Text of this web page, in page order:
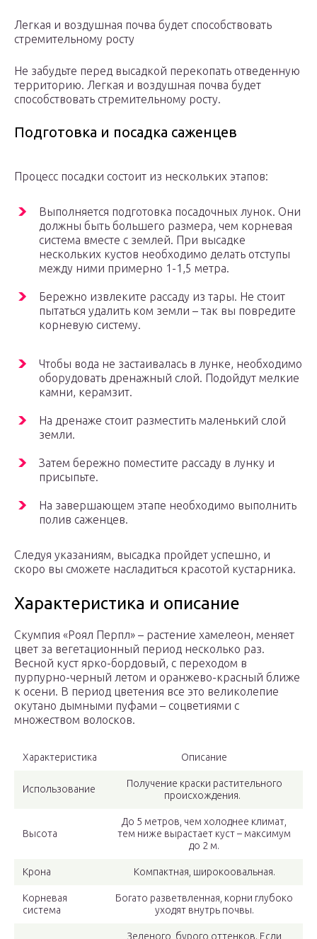
Легкая и воздушная почва будет способствовать
стремительному росту
Не забудьте перед высадкой перекопать отведенную
территорию. Легкая и воздушная почва будет
способствовать стремительному росту.
Подготовка и посадка саженцев
Процесс посадки состоит из нескольких этапов:
Выполняется подготовка посадочных лунок. Они
должны быть большего размера, чем корневая
система вместе с землей. При высадке
нескольких кустов необходимо делать отступы
между ними примерно 1-1,5 метра.
Бережно извлеките рассаду из тары. Не стоит
пытаться удалить ком земли – так вы повредите
корневую систему.
Чтобы вода не застаивалась в лунке, необходимо
оборудовать дренажный слой. Подойдут мелкие
камни, керамзит.
На дренаже стоит разместить маленький слой
земли.
Затем бережно поместите рассаду в лунку и
присыпьте.
На завершающем этапе необходимо выполнить
полив саженцев.
Следуя указаниям, высадка пройдет успешно, и
скоро вы сможете насладиться красотой кустарника.
Характеристика и описание
Скумпия «Роял Перпл» – растение хамелеон, меняет
цвет за вегетационный период несколько раз.
Весной куст ярко-бордовый, с переходом в
пурпурно-черный летом и оранжево-красный ближе
к осени. В период цветения все это великолепие
окутано дымными пуфами – соцветиями с
множеством волосков.
Характеристика Описание
Использование
Получение краски растительного
происхождения.
Высота
До 5 метров, чем холоднее климат,
тем ниже вырастает куст – максимум
до 2 м.
Крона Компактная, широкоовальная.
Корневая
система
Богато разветвленная, корни глубоко
уходят внутрь почвы.
Зеленого, бурого оттенков. Если